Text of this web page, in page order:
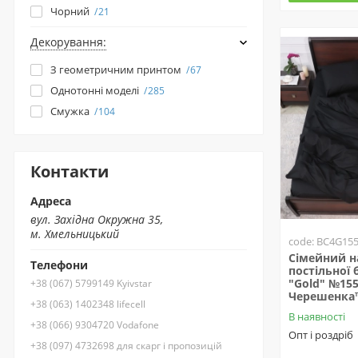
code:
Сімейний
постільної
"Gold"
В наявності
Опт і роздріб
Чорний 21
Декорування:
З геометричним принтом 67
Однотонні моделі 285
Смужка 104
Контакти
Адреса
вул. Західна Окружна 35,
м. Хмельницький
Телефони
+38 (067) 5799149 Kyivstar
+38 (063) 1402348 lifecell
+38 (066) 9304720 Vodafone
+38 (097) 4732698 для скарг і пропозицій